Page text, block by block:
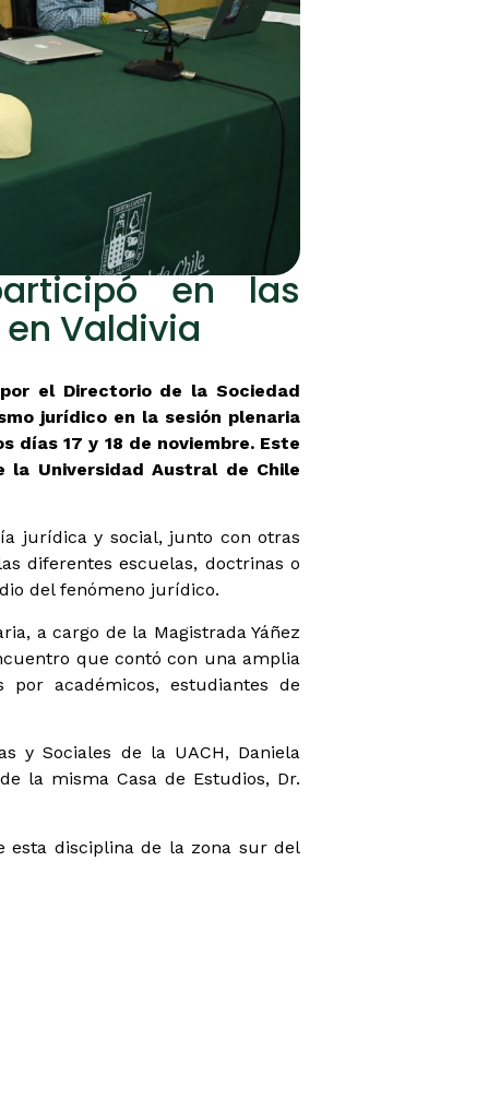
en las
Valdivia
el Directorio de la Sociedad
jurídico en la sesión plenaria
días 17 y 18 de noviembre. Este
la Universidad Austral de Chile
jurídica y social, junto con otras
diferentes escuelas, doctrinas o
del fenómeno jurídico.
a cargo de la Magistrada Yáñez
que contó con una amplia
académicos, estudiantes de
y Sociales de la UACH, Daniela
la misma Casa de Estudios, Dr.
esta disciplina de la zona sur del